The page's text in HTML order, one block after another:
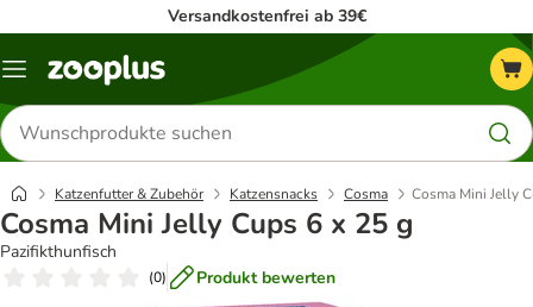
Versandkostenfrei ab 39€
Menü
Produkte
suchen
Katzenfutter & Zubehör Katzensnacks Cosma Cosma Mini Jelly
Cosma Mini Jelly Cups 6 x 25 g
Pazifikthunfisch
(0) Produkt bewerten